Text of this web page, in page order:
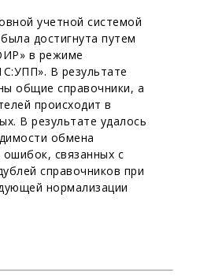
учетной системой
достигнута путем
в режиме
В результате
общие справочники, а
происходит в
В результате удалось
обмена
связанных с
справочников при
нормализации